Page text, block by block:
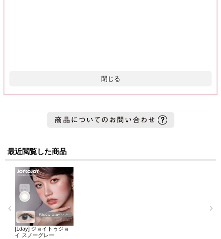
閉じる
最近閲覧した商品
[1day] ジョイトゥジョ
イ スノーグレー